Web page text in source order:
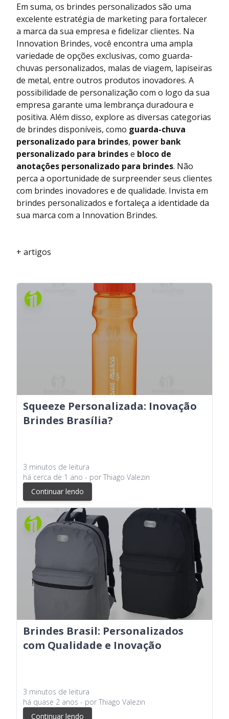
Em suma, os brindes personalizados são uma
excelente estratégia de marketing para fortalecer
a marca da sua empresa e fidelizar clientes. Na
Innovation Brindes, você encontra uma ampla
variedade de opções exclusivas, como guarda-
chuvas personalizados, malas de viagem, lapiseiras
de metal, entre outros produtos inovadores. A
possibilidade de personalização com o logo da sua
empresa garante uma lembrança duradoura e
positiva. Além disso, explore as diversas categorias
de brindes disponíveis, como guarda-chuva
personalizado para brindes, power bank
personalizado para brindese bloco de
anotações personalizado para brindes. Não
perca a oportunidade de surpreender seus clientes
com brindes inovadores e de qualidade. Invista em
brindes personalizados e fortaleça a identidade da
sua marca com a Innovation Brindes.
+ artigos
Squeeze Personalizada: Inovação
Brindes Brasília?
3 minutos de leitura
há cerca de 1 ano - por Thiago Valezin
Continuar lendo
Brindes Brasil: Personalizados
com Qualidade e Inovação
3 minutos de leitura
há quase 2 anos - por Thiago Valezin
Continuar lendo